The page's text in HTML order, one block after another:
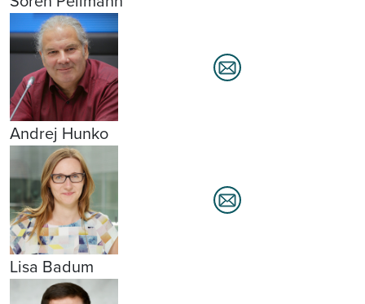
Andrej Hunko
Lisa Badum